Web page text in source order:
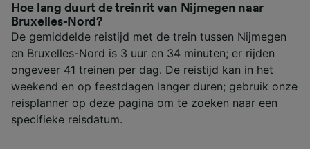
Hoe lang duurt de treinrit van Nijmegen naar
Bruxelles-Nord?
De gemiddelde reistijd met de trein tussen Nijmegen
en Bruxelles-Nord is 3 uur en 34 minuten; er rijden
ongeveer 41 treinen per dag. De reistijd kan in het
weekend en op feestdagen langer duren; gebruik onze
reisplanner op deze pagina om te zoeken naar een
specifieke reisdatum.